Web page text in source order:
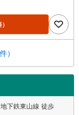
）
下鉄東山線 徒歩